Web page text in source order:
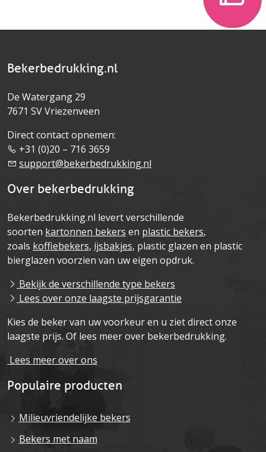
Bekerbedrukking.nl
De Watergang 29
7671 SV Vriezenveen
Direct contact opnemen:
+31 (0)20 – 716 3659
support@bekerbedrukking.nl
Over bekerbedrukking
Bekerbedrukking.nl levert verschillende
soorten kartonnen bekers en plastic bekers,
zoals koffiebekers, ijsbakjes, plastic glazen en plastic
bierglazen voorzien van uw eigen opdruk.
Bekijk de verschillende type bekers
Lees over onze laagste prijsgarantie
Kies de beker van uw voorkeur en u ziet direct onze
laagste prijs. Of lees meer over bekerbedrukking.
Lees meer over ons
Populaire producten
Milieuvriendelijke bekers
Bekers met naam